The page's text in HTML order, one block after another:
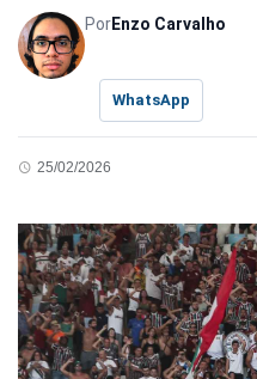
PorEnzo Carvalho
WhatsApp
25/02/2026